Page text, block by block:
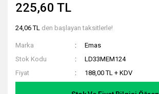
225,60 TL
24,06 TL den başlayan taksitlerle!
Marka
Emas
Stok Kodu
LD33MEM124
Fiyat
188,00 TL + KDV